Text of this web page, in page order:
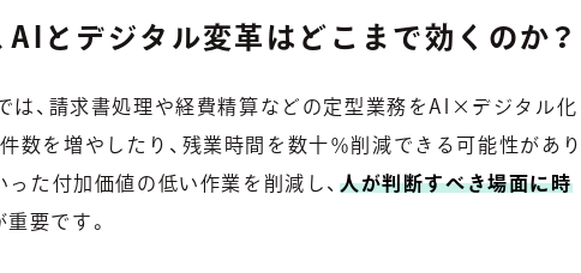
とデジタル変革はどこまで効くのか？
は、請求書処理や経費精算などの定型業務をAI×デジタル化
数を増やしたり、残業時間を数十％削減できる可能性があり
った付加価値の低い作業を削減し、 人が判断すべき場面に時
要です。